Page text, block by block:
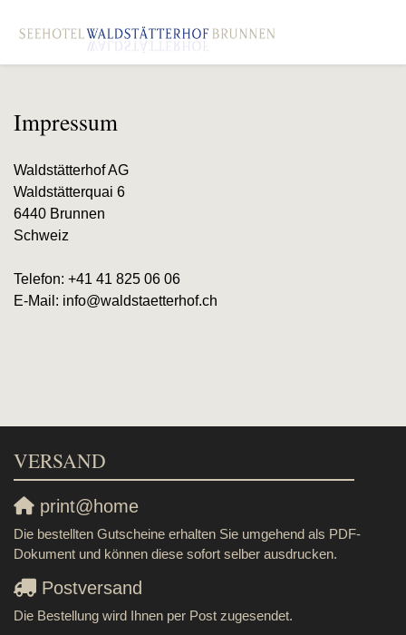
Impressum
Waldstätterhof AG
Waldstätterquai 6
6440 Brunnen
Schweiz
Telefon: +41 41 825 06 06
E-Mail: info@waldstaetterhof.ch
VERSAND
print@home
Die bestellten Gutscheine erhalten Sie umgehend als PDF-
Dokument und können diese sofort selber ausdrucken.
Postversand
Die Bestellung wird Ihnen per Post zugesendet.